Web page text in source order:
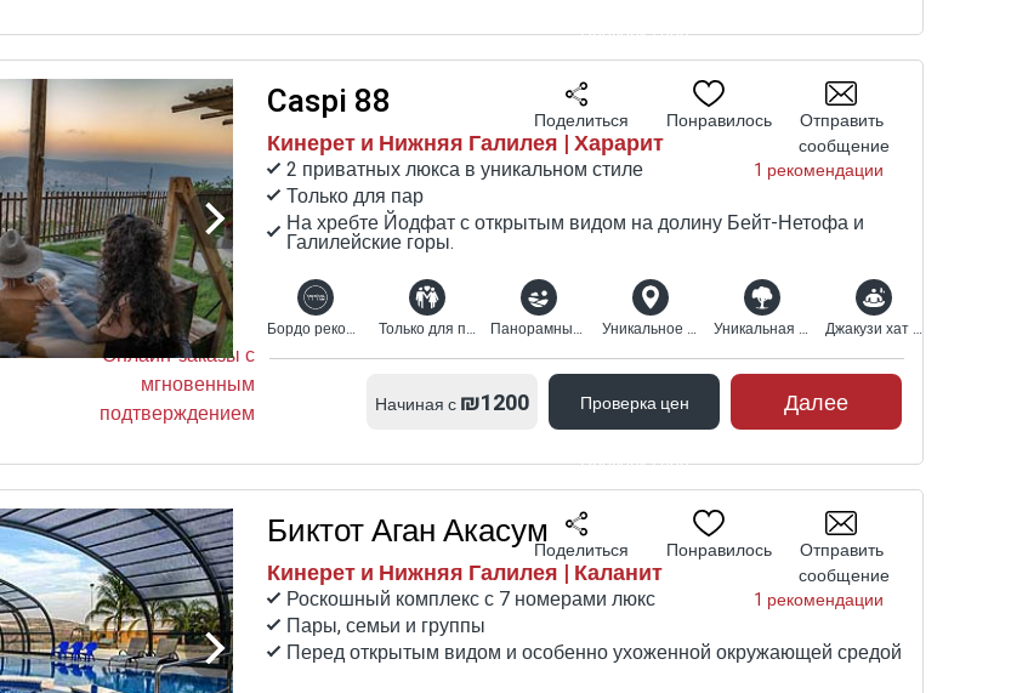
Проверка цен
Caspi 88
Кинерет и Нижняя Галилея | Харарит
1 рекомендации
2 приватных люкса в уникальном стиле
Только для пар
На хребте Йодфат с открытым видом на долину Бейт-Нетофа и
Галилейские горы.
Поделиться Понравилось
Отправить
сообщение
Бордо рекомендует Только для пар Панорамный вид Уникальное расположение Уникальная природная среда Джакузи хат таб
Онлайн-заказы с
мгновенным
подтверждением
Начиная с₪1200 Проверка цен
Проверка цен
Далее
Биктот Аган Акасум
Кинерет и Нижняя Галилея | Каланит
1 рекомендации
Роскошный комплекс с 7 номерами люкс
Пары, семьи и группы
Перед открытым видом и особенно ухоженной окружающей средой
Поделиться Понравилось
Отправить
сообщение